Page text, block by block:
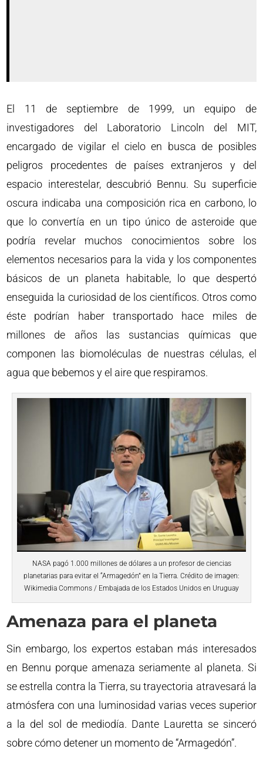
El 11 de septiembre de 1999, un equipo de
investigadores del Laboratorio Lincoln del MIT,
encargado de vigilar el cielo en busca de posibles
peligros procedentes de países extranjeros y del
espacio interestelar, descubrió Bennu. Su superficie
oscura indicaba una composición rica en carbono, lo
que lo convertía en un tipo único de asteroide que
podría revelar muchos conocimientos sobre los
elementos necesarios para la vida y los componentes
básicos de un planeta habitable, lo que despertó
enseguida la curiosidad de los científicos. Otros como
éste podrían haber transportado hace miles de
millones de años las sustancias químicas que
componen las biomoléculas de nuestras células, el
agua que bebemos y el aire que respiramos.
NASA pagó 1.000 millones de dólares a un profesor de ciencias
planetarias para evitar el “Armagedón” en la Tierra. Crédito de imagen:
Wikimedia Commons / Embajada de los Estados Unidos en Uruguay
Amenaza para el planeta
Sin embargo, los expertos estaban más interesados
en Bennu porque amenaza seriamente al planeta. Si
se estrella contra la Tierra, su trayectoria atravesará la
atmósfera con una luminosidad varias veces superior
a la del sol de mediodía. Dante Lauretta se sinceró
sobre cómo detener un momento de “Armagedón”.